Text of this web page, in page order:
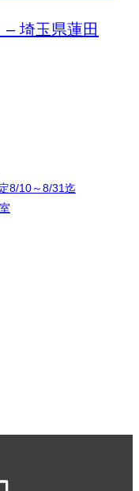
埼玉県蓮田
8/10～8/31迄